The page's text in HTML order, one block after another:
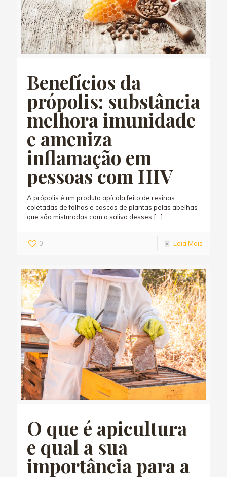
Benefícios da
própolis: substância
melhora imunidade
e ameniza
inflamação em
pessoas com HIV
A própolis é um produto apícola feito de resinas
coletadas de folhas e cascas de plantas pelas abelhas
que são misturadas com a saliva desses […]
0 Leia Mais
O que é apicultura
e qual a sua
importância para a